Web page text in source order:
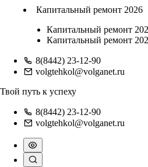
Капитальный ремонт 2026
Капитальный ремонт
Капитальный ремонт
8(8442) 23-12-90
volgtehkol@volganet.ru
Твой путь к успеху
8(8442) 23-12-90
volgtehkol@volganet.ru